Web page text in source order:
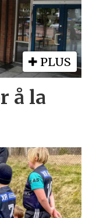
PLUS
å la